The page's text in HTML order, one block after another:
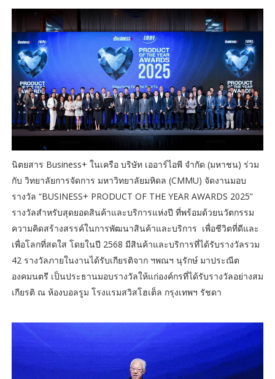
นิตยสาร Business+ ในเครือ บริษัท เออาร์ไอพี จำกัด (มหาชน) ร่วม
กับ วิทยาลัยการจัดการ มหาวิทยาลัยมหิดล (CMMU) จัดงานมอบ
รางวัล “BUSINESS+ PRODUCT OF THE YEAR AWARDS 2025”
รางวัลสำหรับสุดยอดสินค้าและบริการแห่งปี ที่พร้อมด้วยนวัตกรรม
ความคิดสร้างสรรค์ในการพัฒนาสินค้าและบริการ เพื่อชีวิตที่ดีและ
เพื่อโลกที่สดใส โดยในปี 2568 มีสินค้าและบริการที่ได้รับรางวัลรวม
42 รางวัลภายในงานได้รับเกียรติจาก ฯพณฯ นุรักษ์ มาประณีต
องคมนตรี เป็นประธานมอบรางวัลให้แก่องค์กรที่ได้รับรางวัลอย่างสม
เกียรติ ณ ห้องบอลรูม โรงแรมสวิสโฮเต็ล กรุงเทพฯ รัชดา